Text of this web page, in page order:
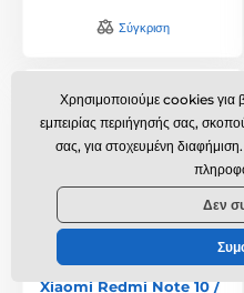
Σύγκριση
Βασική
Xiaomi Redmi Note 10 /
Χρησιμοποιούμε cookies για
εμπειρίας περιήγησής σας,
σας, για στοχευμένη
Δεν